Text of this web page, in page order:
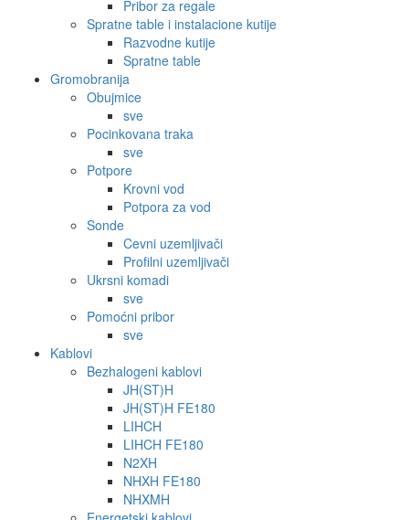
Pribor za regale
Spratne table i instalacione kutije
Razvodne kutije
Spratne table
Gromobranija
Obujmice
sve
Pocinkovana traka
sve
Potpore
Krovni vod
Potpora za vod
Sonde
Cevni uzemljivači
Profilni uzemljivači
Ukrsni komadi
sve
Pomoćni pribor
sve
Kablovi
Bezhalogeni kablovi
JH(ST)H
JH(ST)H FE180
LIHCH
LIHCH FE180
N2XH
NHXH FE180
NHXMH